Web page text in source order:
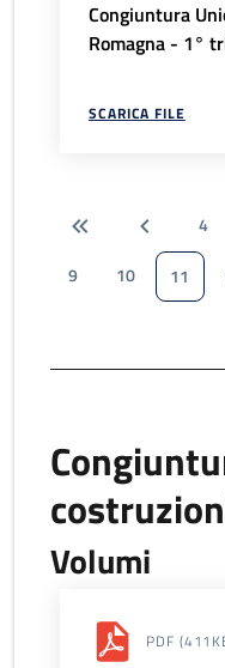
Congiuntura
Romagna - 1°
SCARICA FILE
4
9
10 11
Volumi
PDF